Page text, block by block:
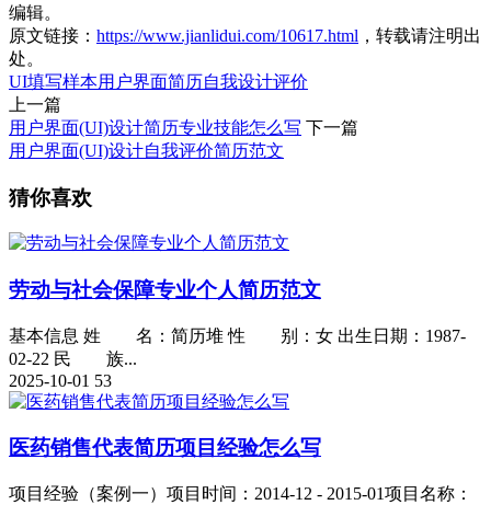
编辑。
原文链接： https://www.jianlidui.com/10617.html ，转载请注明出
处。
UI填写样本用户界面简历自我设计评价
上一篇
用户界面(UI)设计简历专业技能怎么写 下一篇
用户界面(UI)设计自我评价简历范文
猜你喜欢
劳动与社会保障专业个人简历范文
基本信息 姓 名：简历堆 性 别：女 出生日期：1987-
02-22 民 族...
2025-10-01 53
医药销售代表简历项目经验怎么写
项目经验（案例一）项目时间：2014-12 - 2015-01项目名称：